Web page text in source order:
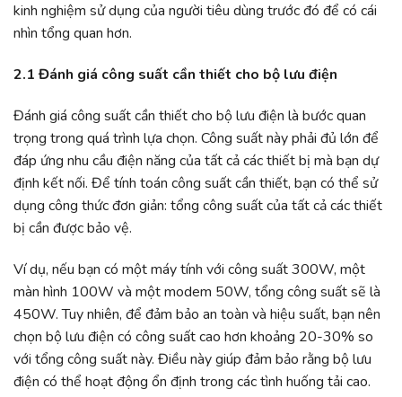
kinh nghiệm sử dụng của người tiêu dùng trước đó để có cái
nhìn tổng quan hơn.
2.1 Đánh giá công suất cần thiết cho bộ lưu điện
Đánh giá công suất cần thiết cho bộ lưu điện là bước quan
trọng trong quá trình lựa chọn. Công suất này phải đủ lớn để
đáp ứng nhu cầu điện năng của tất cả các thiết bị mà bạn dự
định kết nối. Để tính toán công suất cần thiết, bạn có thể sử
dụng công thức đơn giản: tổng công suất của tất cả các thiết
bị cần được bảo vệ.
Ví dụ, nếu bạn có một máy tính với công suất 300W, một
màn hình 100W và một modem 50W, tổng công suất sẽ là
450W. Tuy nhiên, để đảm bảo an toàn và hiệu suất, bạn nên
chọn bộ lưu điện có công suất cao hơn khoảng 20-30% so
với tổng công suất này. Điều này giúp đảm bảo rằng bộ lưu
điện có thể hoạt động ổn định trong các tình huống tải cao.